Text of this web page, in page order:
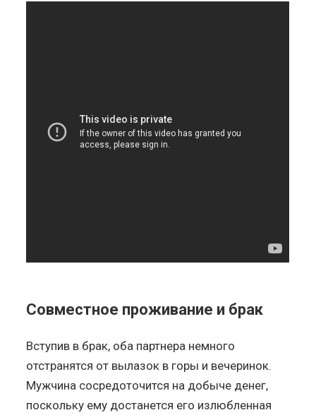
Совместное проживание и брак
Вступив в брак, оба партнера немного
отстранятся от вылазок в горы и вечеринок.
Мужчина сосредоточится на добыче денег,
поскольку ему достанется его излюбленная